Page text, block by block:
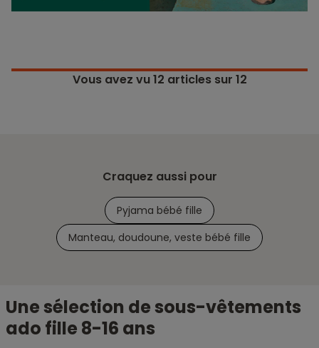
Vous avez vu12 articles sur 12
Craquez aussi pour
Pyjama bébé fille
Manteau, doudoune, veste bébé fille
Une sélection de sous-vêtements
ado fille 8-16 ans